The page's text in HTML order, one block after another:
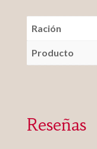
Ración
Producto
Reseñas